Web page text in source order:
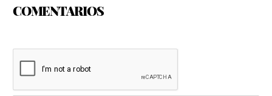
COMENTARIOS